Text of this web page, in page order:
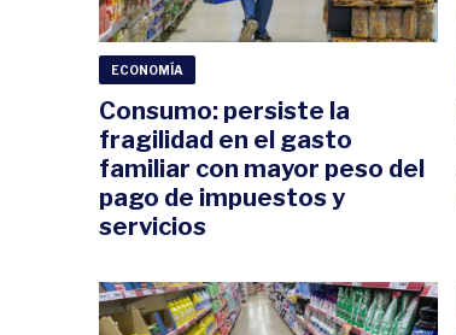
ECONOMÍA
Consumo: persiste la
fragilidad en el gasto
familiar con mayor peso del
pago de impuestos y
servicios